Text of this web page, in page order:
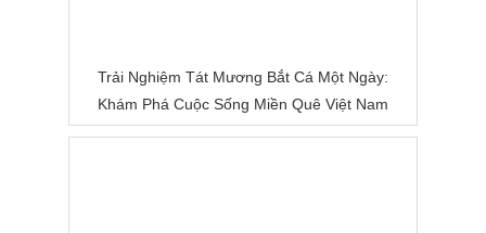
Trải Nghiệm Tát Mương Bắt Cá Một Ngày:
Khám Phá Cuộc Sống Miền Quê Việt Nam